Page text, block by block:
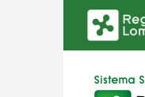
Salta al contenuto principale